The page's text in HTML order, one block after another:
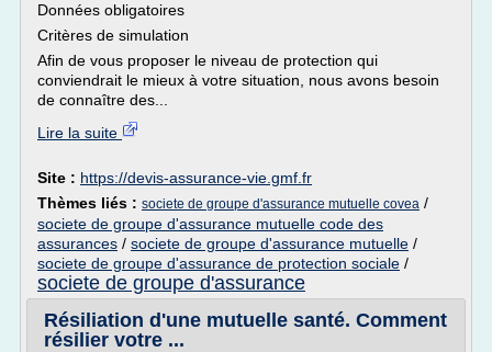
Données obligatoires
Critères de simulation
Afin de vous proposer le niveau de protection qui
conviendrait le mieux à votre situation, nous avons besoin
de connaître des...
Lire la suite
Site : https://devis-assurance-vie.gmf.fr
Thèmes liés : societe de groupe d'assurance mutuelle covea /
societe de groupe d'assurance mutuelle code des
assurances / societe de groupe d'assurance mutuelle /
societe de groupe d'assurance de protection sociale /
societe de groupe d'assurance
Résiliation d'une mutuelle santé. Comment
résilier votre ...